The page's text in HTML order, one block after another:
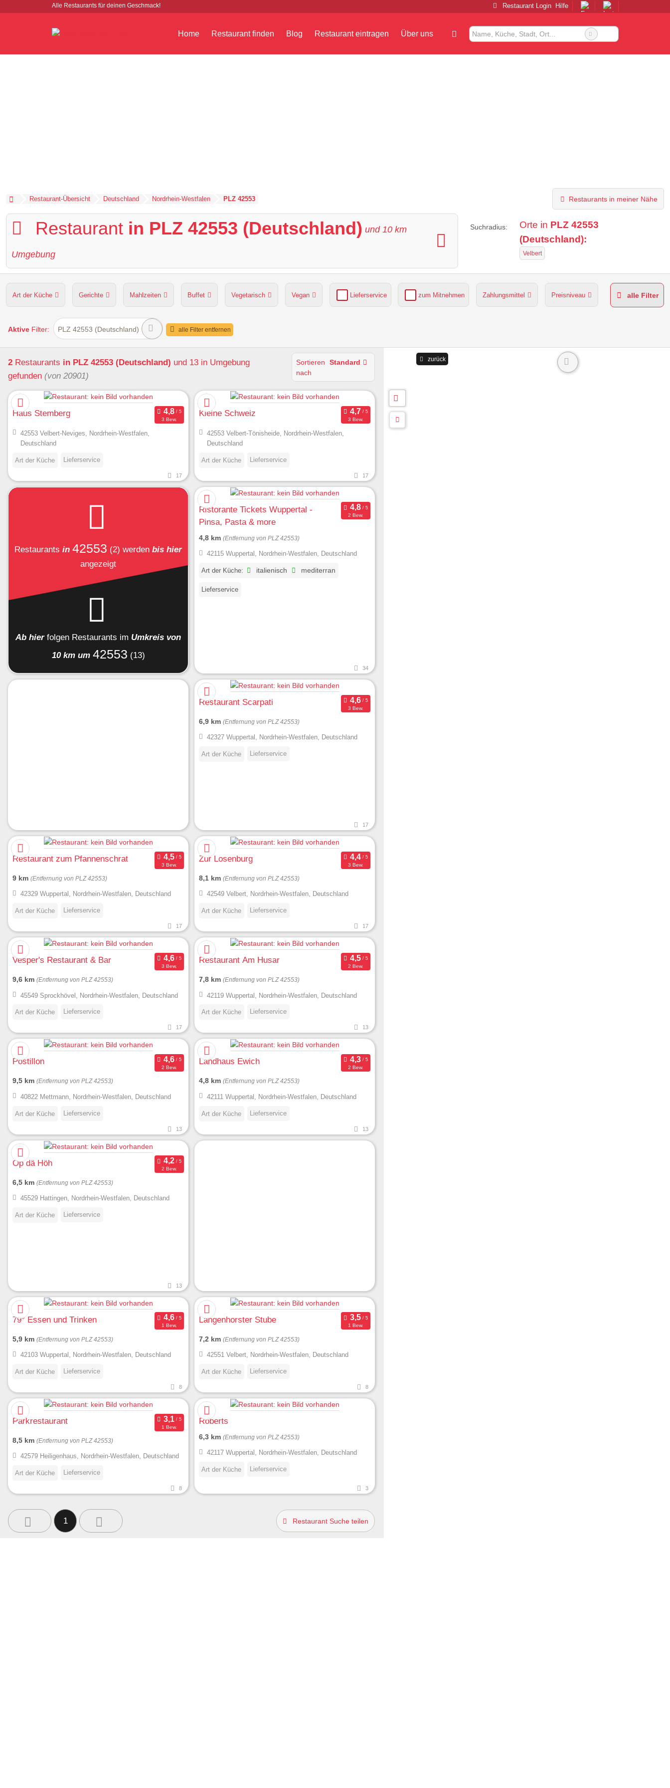
Alle Restaurants für deinen Geschmack! Restaurant Login Hilfe
Home Restaurant finden Blog Restaurant eintragen Über uns
Restaurant-Übersicht Deutschland Nordrhein-Westfalen PLZ 42553 Restaurants in meiner Nähe
Restaurant in PLZ 42553 (Deutschland) und 10 km
Umgebung
Suchradius: Orte in PLZ 42553
(Deutschland):
Velbert
Art der Küche Gerichte Mahlzeiten Buffet Vegetarisch Vegan Lieferservice zum Mitnehmen Zahlungsmittel Preisniveau
Hunde erlaubt Kapazität Sitzplätze im Freien
alle Filter
Aktive Filter: PLZ 42553 (Deutschland) alle Filter entfernen
2 Restaurants in PLZ 42553 (Deutschland) und 13 in Umgebung
gefunden (von 20901)
Sortieren
nach
Standard
Haus Stemberg
3 Bew.
42553 Velbert-Neviges, Nordrhein-Westfalen,
Deutschland
Art der Küche Lieferservice
17
Kleine Schweiz
3 Bew.
42553 Velbert-Tönisheide, Nordrhein-Westfalen,
Deutschland
Art der Küche Lieferservice
17
Restaurants in 42553 (2) werden bis hier
angezeigt
Ab hier folgen Restaurants im Umkreis von
10 km um 42553 (13)
Ristorante Tickets Wuppertal -
Pinsa, Pasta & more
2 Bew.
4,8 km (Entfernung von PLZ 42553)
42115 Wuppertal, Nordrhein-Westfalen, Deutschland
Art der Küche: italienisch mediterran
Lieferservice
34
Restaurant Scarpati
3 Bew.
6,9 km (Entfernung von PLZ 42553)
42327 Wuppertal, Nordrhein-Westfalen, Deutschland
Art der Küche Lieferservice
17
Restaurant zum Pfannenschrat
3 Bew.
9 km (Entfernung von PLZ 42553)
42329 Wuppertal, Nordrhein-Westfalen, Deutschland
Art der Küche Lieferservice
17
Zur Losenburg
3 Bew.
8,1 km (Entfernung von PLZ 42553)
42549 Velbert, Nordrhein-Westfalen, Deutschland
Art der Küche Lieferservice
17
Vesper's Restaurant & Bar
3 Bew.
9,6 km (Entfernung von PLZ 42553)
45549 Sprockhövel, Nordrhein-Westfalen, Deutschland
Art der Küche Lieferservice
17
Restaurant Am Husar
2 Bew.
7,8 km (Entfernung von PLZ 42553)
42119 Wuppertal, Nordrhein-Westfalen, Deutschland
Art der Küche Lieferservice
13
Postillon
2 Bew.
9,5 km (Entfernung von PLZ 42553)
40822 Mettmann, Nordrhein-Westfalen, Deutschland
Art der Küche Lieferservice
13
Landhaus Ewich
2 Bew.
4,8 km (Entfernung von PLZ 42553)
42111 Wuppertal, Nordrhein-Westfalen, Deutschland
Art der Küche Lieferservice
13
Op dä Höh
2 Bew.
6,5 km (Entfernung von PLZ 42553)
45529 Hattingen, Nordrhein-Westfalen, Deutschland
Art der Küche Lieferservice
13
79° Essen und Trinken
1 Bew.
5,9 km (Entfernung von PLZ 42553)
42103 Wuppertal, Nordrhein-Westfalen, Deutschland
Art der Küche Lieferservice
8
Langenhorster Stube
1 Bew.
7,2 km (Entfernung von PLZ 42553)
42551 Velbert, Nordrhein-Westfalen, Deutschland
Art der Küche Lieferservice
8
Parkrestaurant
1 Bew.
8,5 km (Entfernung von PLZ 42553)
42579 Heiligenhaus, Nordrhein-Westfalen, Deutschland
Art der Küche Lieferservice
8
Roberts
6,3 km (Entfernung von PLZ 42553)
42117 Wuppertal, Nordrhein-Westfalen, Deutschland
Art der Küche Lieferservice
3
1 Restaurant Suche teilen
zurück